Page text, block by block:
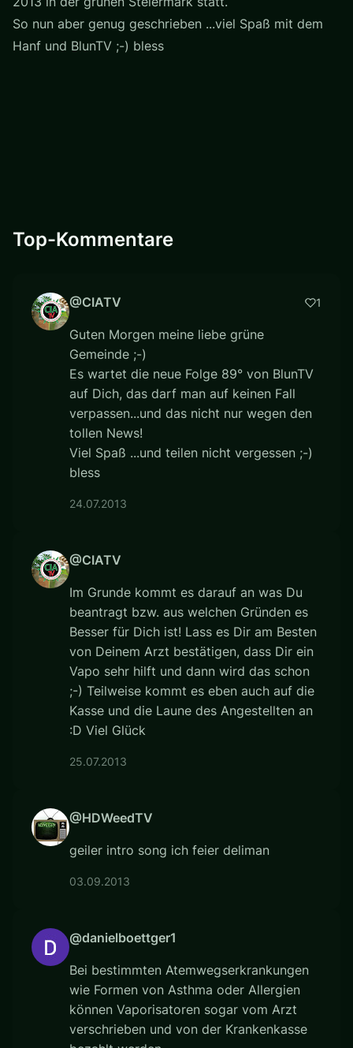
So nun aber genug geschrieben ...viel Spaß mit dem
Hanf und BlunTV ;-) bless
Top-Kommentare
@CIATV 1
Guten Morgen meine liebe grüne
Gemeinde ;-)
Es wartet die neue Folge 89° von BlunTV
auf Dich, das darf man auf keinen Fall
verpassen...und das nicht nur wegen den
tollen News!
Viel Spaß ...und teilen nicht vergessen ;-)
bless
24.07.2013
@CIATV
Im Grunde kommt es darauf an was Du
beantragt bzw. aus welchen Gründen es
Besser für Dich ist! Lass es Dir am Besten
von Deinem Arzt bestätigen, dass Dir ein
Vapo sehr hilft und dann wird das schon
;-) Teilweise kommt es eben auch auf die
Kasse und die Laune des Angestellten an
:D Viel Glück
25.07.2013
@HDWeedTV
geiler intro song ich feier deliman
03.09.2013
@danielboettger1
Bei bestimmten Atemwegserkrankungen
wie Formen von Asthma oder Allergien
können Vaporisatoren sogar vom Arzt
verschrieben und von der Krankenkasse